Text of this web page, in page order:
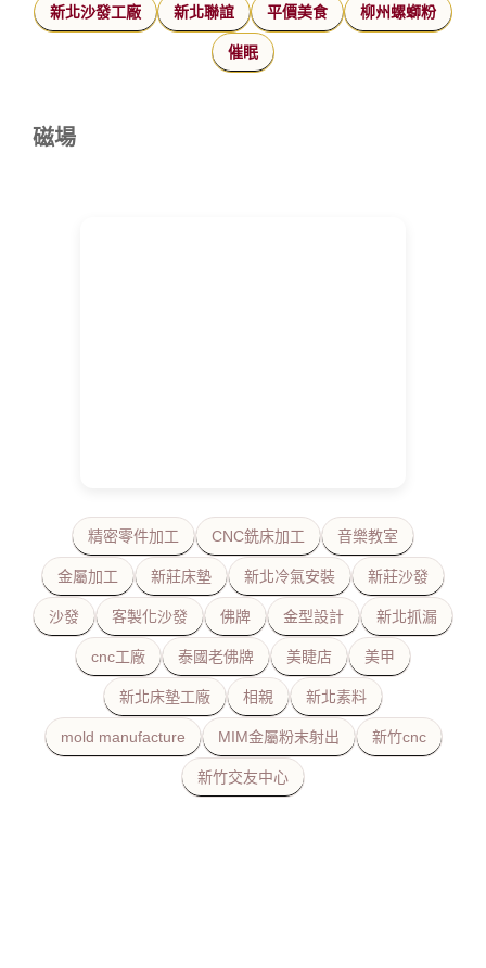
新北沙發工廠 新北聯誼 平價美食 柳州螺螄粉
催眠
磁場
精密零件加工 CNC銑床加工 音樂教室
金屬加工 新莊床墊 新北冷氣安裝 新莊沙發
沙發 客製化沙發 佛牌 金型設計 新北抓漏
cnc工廠 泰國老佛牌 美睫店 美甲
新北床墊工廠 相親 新北素料
mold manufacture MIM金屬粉末射出 新竹cnc
新竹交友中心